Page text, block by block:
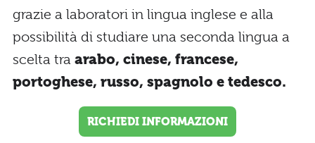
grazie a laboratori in lingua inglese e alla
possibilità di studiare una seconda lingua a
scelta tra arabo, cinese, francese,
portoghese, russo, spagnolo e tedesco.
RICHIEDI INFORMAZIONI